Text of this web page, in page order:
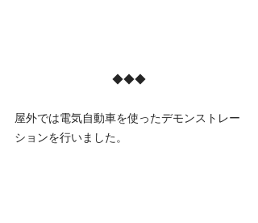
◆◆◆
屋外では電気自動車を使ったデモンストレー
ションを行いました。